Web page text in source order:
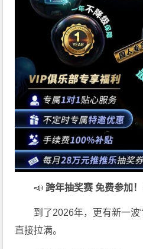
📣 跨年抽奖赛 免费参加
到了2026年，更有新一波
直接拉满。